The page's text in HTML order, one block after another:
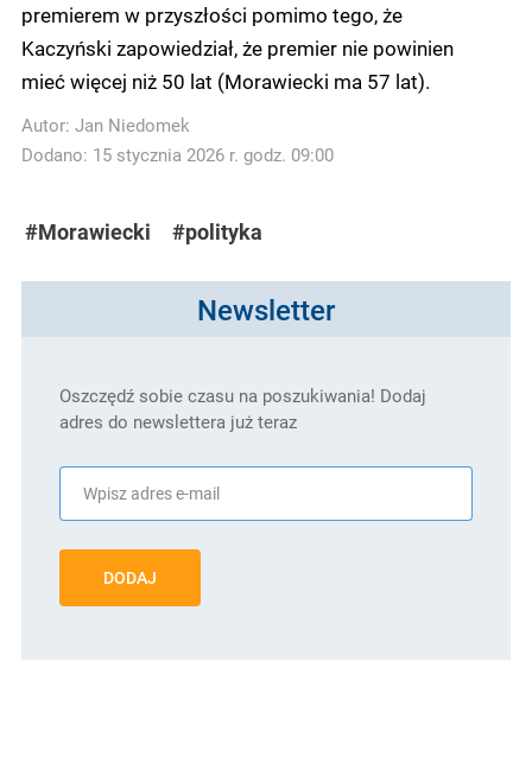
premierem w przyszłości pomimo tego, że
Kaczyński zapowiedział, że premier nie powinien
mieć więcej niż 50 lat (Morawiecki ma 57 lat).
Autor: Jan Niedomek
Dodano: 15 stycznia 2026 r. godz. 09:00
#Morawiecki #polityka
Newsletter
Oszczędź sobie czasu na poszukiwania! Dodaj
adres do newslettera już teraz
DODAJ